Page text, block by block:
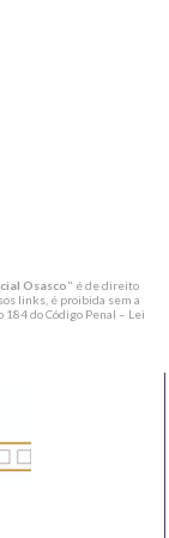
Osasco" é de direito
links, é proibida sem a
do Código Penal – Lei